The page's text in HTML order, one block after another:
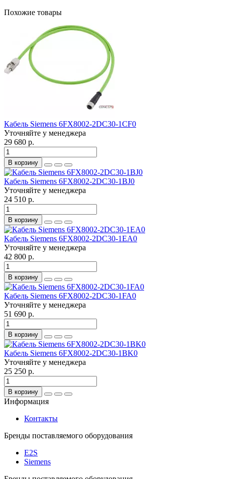
Похожие товары
Кабель Siemens 6FX8002-2DC30-1CF0
Уточняйте у менеджера
29 680 р.
В корзину
Кабель Siemens 6FX8002-2DC30-1BJ0
Уточняйте у менеджера
24 510 р.
В корзину
Кабель Siemens 6FX8002-2DC30-1EA0
Уточняйте у менеджера
42 800 р.
В корзину
Кабель Siemens 6FX8002-2DC30-1FA0
Уточняйте у менеджера
51 690 р.
В корзину
Кабель Siemens 6FX8002-2DC30-1BK0
Уточняйте у менеджера
25 250 р.
В корзину
Информация
Контакты
Бренды поставляемого оборудования
E2S
Siemens